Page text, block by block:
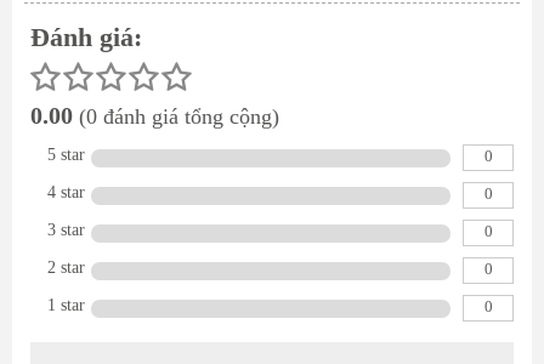
Đánh giá:
0.00 (0 đánh giá tổng cộng)
5 star
0
4 star
0
3 star
0
2 star
0
1 star
0